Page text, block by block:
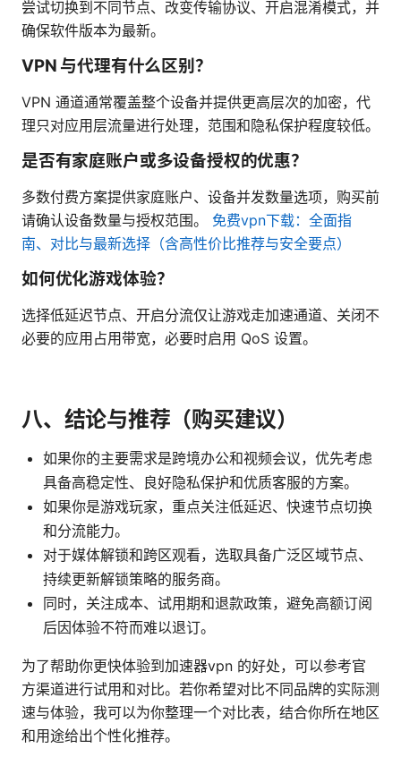
尝试切换到不同节点、改变传输协议、开启混淆模式，并
确保软件版本为最新。
VPN 与代理有什么区别？
VPN 通道通常覆盖整个设备并提供更高层次的加密，代
理只对应用层流量进行处理，范围和隐私保护程度较低。
是否有家庭账户或多设备授权的优惠？
多数付费方案提供家庭账户、设备并发数量选项，购买前
请确认设备数量与授权范围。 免费vpn下载：全面指
南、对比与最新选择（含高性价比推荐与安全要点）
如何优化游戏体验？
选择低延迟节点、开启分流仅让游戏走加速通道、关闭不
必要的应用占用带宽，必要时启用 QoS 设置。
八、结论与推荐（购买建议）
如果你的主要需求是跨境办公和视频会议，优先考虑
具备高稳定性、良好隐私保护和优质客服的方案。
如果你是游戏玩家，重点关注低延迟、快速节点切换
和分流能力。
对于媒体解锁和跨区观看，选取具备广泛区域节点、
持续更新解锁策略的服务商。
同时，关注成本、试用期和退款政策，避免高额订阅
后因体验不符而难以退订。
为了帮助你更快体验到加速器vpn 的好处，可以参考官
方渠道进行试用和对比。若你希望对比不同品牌的实际测
速与体验，我可以为你整理一个对比表，结合你所在地区
和用途给出个性化推荐。